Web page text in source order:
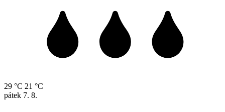
29 °C 21 °C
pátek 7. 8.